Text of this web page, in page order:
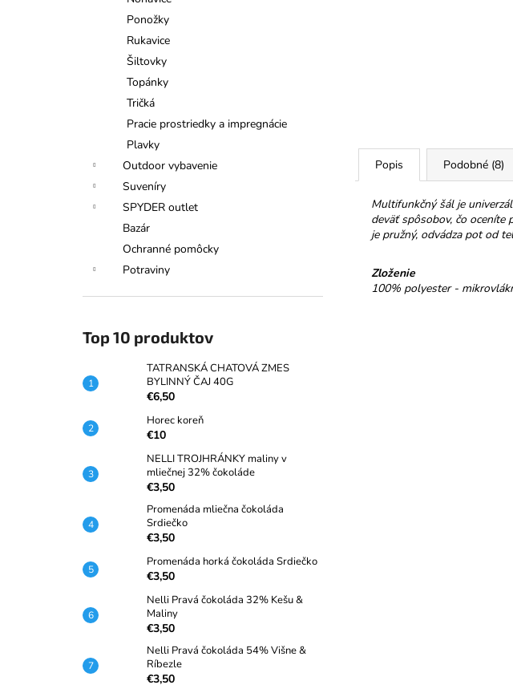
Ponožky
Rukavice
Šiltovky
Topánky
Tričká
Pracie prostriedky a impregnácie
Plavky
Outdoor vybavenie
Suveníry
SPYDER outlet
Bazár
Ochranné pomôcky
Potraviny
Top 10 produktov
TATRANSKÁ CHATOVÁ ZMES
BYLINNÝ ČAJ 40G
€6,50
Horec koreň
€10
NELLI TROJHRÁNKY maliny v
mliečnej 32% čokoláde
€3,50
Promenáda mliečna čokoláda
Srdiečko
€3,50
Promenáda horká čokoláda Srdiečko
€3,50
Nelli Pravá čokoláda 32% Kešu &
Maliny
€3,50
Nelli Pravá čokoláda 54% Višne &
Ríbezle
€3,50
Popis Podobné (8)
Multifunkčný šál je
deväť spôsobov, čo
je pružný, odvádza pot od
Zloženie
100% polyester -
BYLINNÝ ČAJ 40G